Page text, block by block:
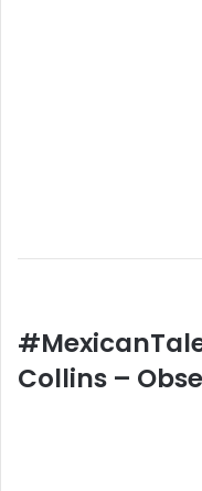
Collins –